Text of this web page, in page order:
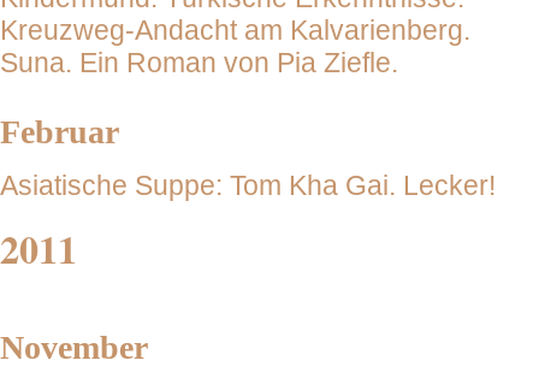
Kreuzweg-Andacht am Kalvarienberg.
Suna. Ein Roman von Pia Ziefle.
Februar
Asiatische Suppe: Tom Kha Gai. Lecker!
2011
November